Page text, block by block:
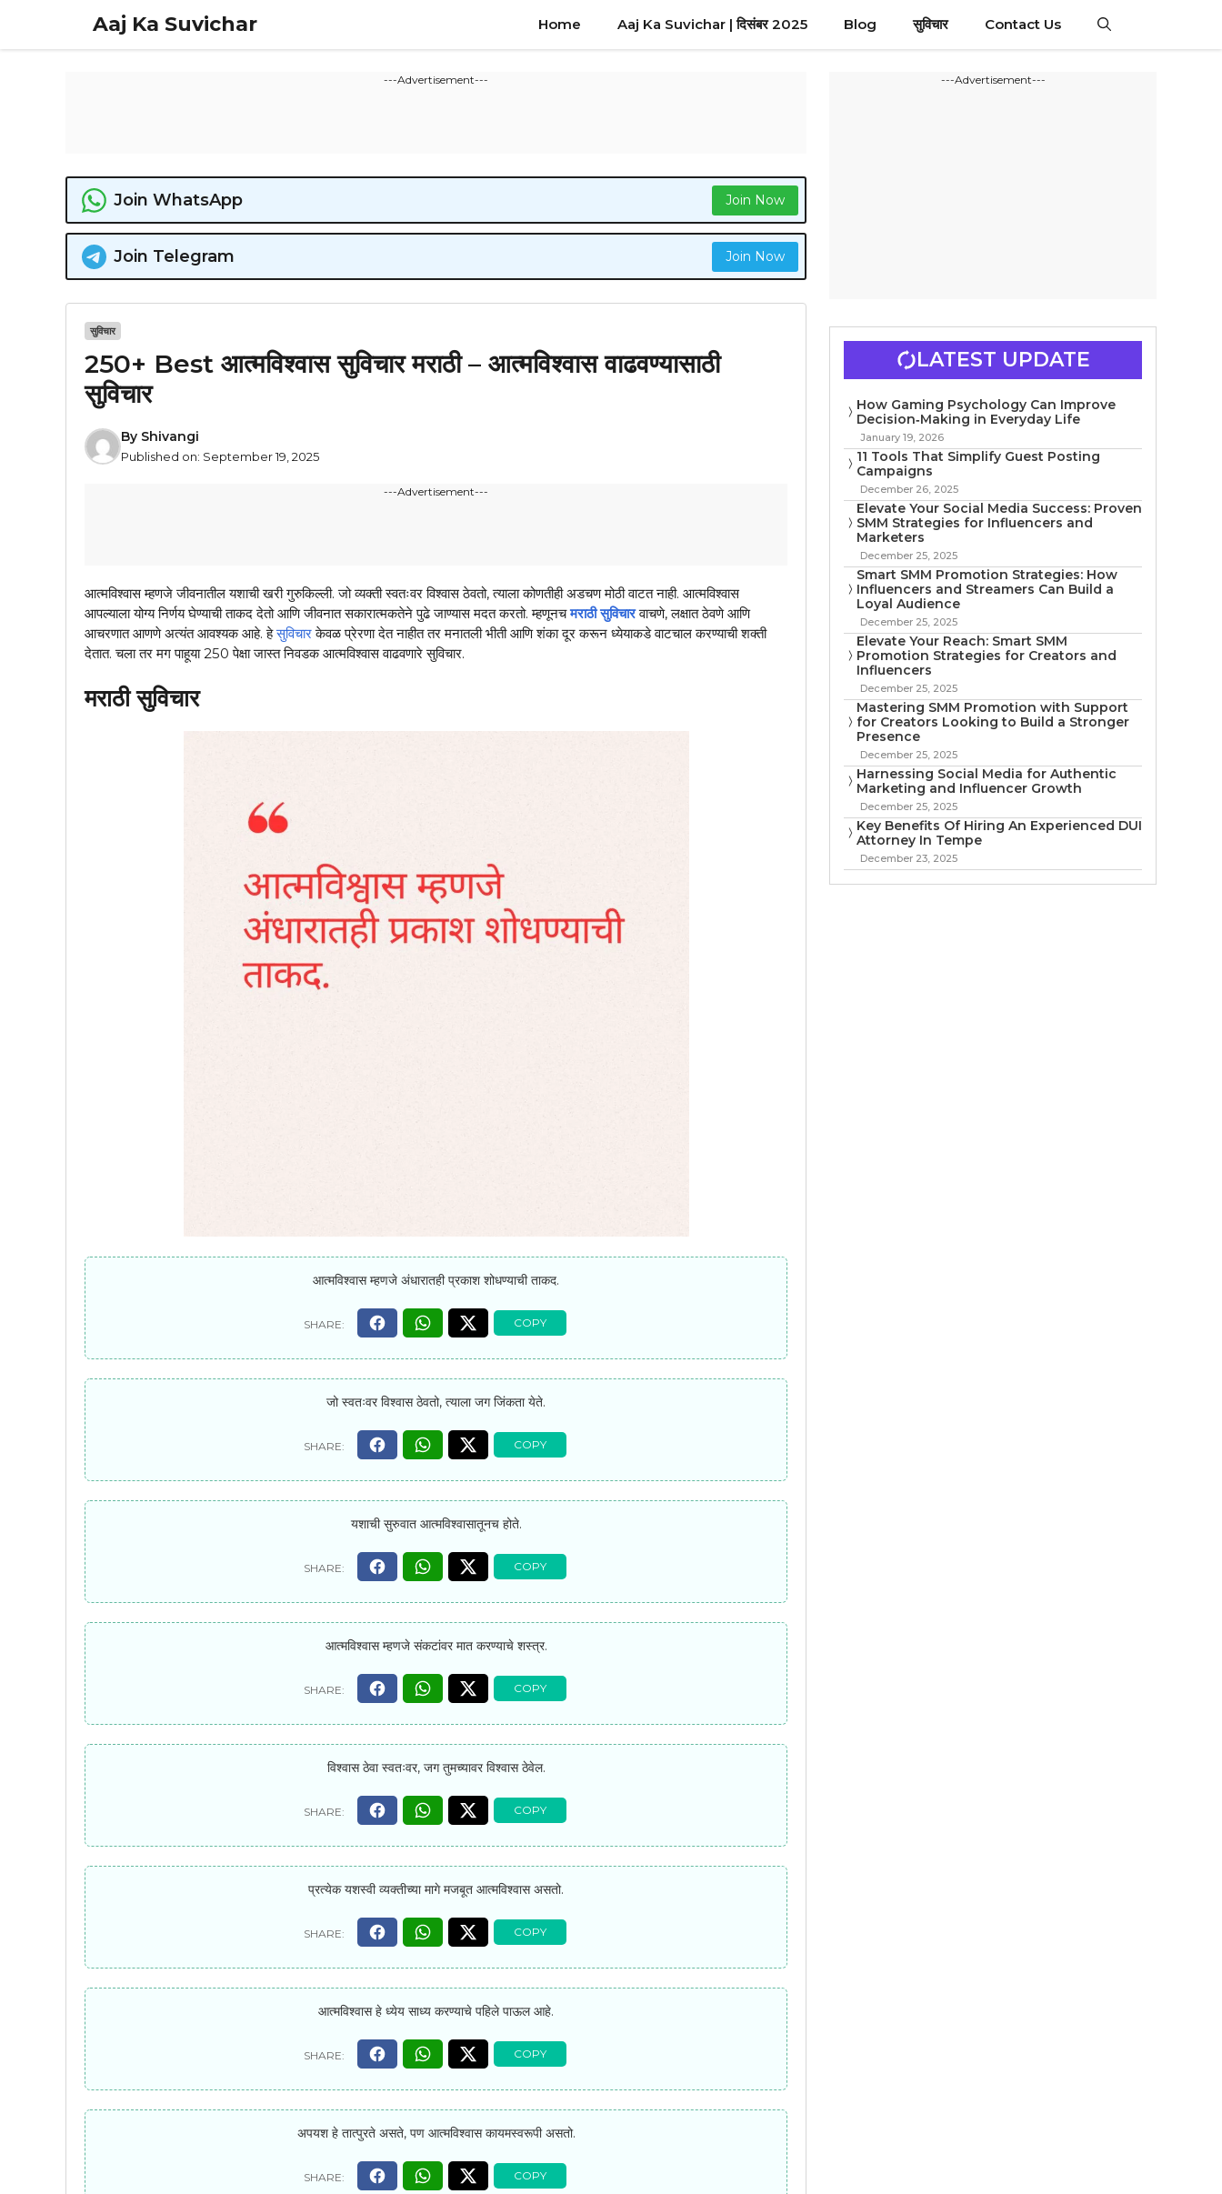
content
Aaj Ka Suvichar Home Aaj Ka Suvichar | दिसंबर 2025 Blog सुविचार Contact Us
---Advertisement---
Join WhatsApp Join Now
Join Telegram Join Now
सुविचार
250+ Best आत्मविश्वास सुविचार मराठी – आत्मविश्वास वाढवण्यासाठी
सुविचार
By Shivangi
Published on: September 19, 2025
---Advertisement---
आत्मविश्वास म्हणजे जीवनातील यशाची खरी गुरुकिल्ली. जो व्यक्ती स्वतःवर विश्वास ठेवतो, त्याला कोणतीही अडचण मोठी वाटत नाही. आत्मविश्वास
आपल्याला योग्य निर्णय घेण्याची ताकद देतो आणि जीवनात सकारात्मकतेने पुढे जाण्यास मदत करतो. म्हणूनचमराठी सुविचारवाचणे, लक्षात ठेवणे आणि
आचरणात आणणे अत्यंत आवश्यक आहे. हेसुविचारकेवळ प्रेरणा देत नाहीत तर मनातली भीती आणि शंका दूर करून ध्येयाकडे वाटचाल करण्याची शक्ती
देतात. चला तर मग पाहूया 250 पेक्षा जास्त निवडक आत्मविश्वास वाढवणारे सुविचार.
मराठी सुविचार
आत्मविश्वास म्हणजे अंधारातही प्रकाश शोधण्याची ताकद.
जो स्वतःवर विश्वास ठेवतो, त्याला जग जिंकता येते.
यशाची सुरुवात आत्मविश्वासातूनच होते.
आत्मविश्वास म्हणजे संकटांवर मात करण्याचे शस्त्र.
विश्वास ठेवा स्वतःवर, जग तुमच्यावर विश्वास ठेवेल.
प्रत्येक यशस्वी व्यक्तीच्या मागे मजबूत आत्मविश्वास असतो.
आत्मविश्वास हे ध्येय साध्य करण्याचे पहिले पाऊल आहे.
अपयश हे तात्पुरते असते, पण आत्मविश्वास कायमस्वरूपी असतो.
---Advertisement---
LATEST UPDATE
How Gaming Psychology Can Improve
Decision‑Making in Everyday Life
January 19, 2026
11 Tools That Simplify Guest Posting
Campaigns
December 26, 2025
Elevate Your Social Media Success: Proven
SMM Strategies for Influencers and
Marketers
December 25, 2025
Smart SMM Promotion Strategies: How
Influencers and Streamers Can Build a
Loyal Audience
December 25, 2025
Elevate Your Reach: Smart SMM
Promotion Strategies for Creators and
Influencers
December 25, 2025
Mastering SMM Promotion with Support
for Creators Looking to Build a Stronger
Presence
December 25, 2025
Harnessing Social Media for Authentic
Marketing and Influencer Growth
December 25, 2025
Key Benefits Of Hiring An Experienced DUI
Attorney In Tempe
December 23, 2025